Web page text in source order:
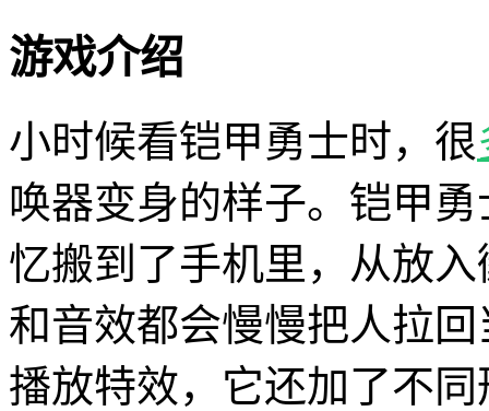
游戏介绍
小时候看铠甲勇士时，很
唤器变身的样子。铠甲
忆搬到了手机里，从放
和音效都会慢慢把人拉
播放特效，它还加了不